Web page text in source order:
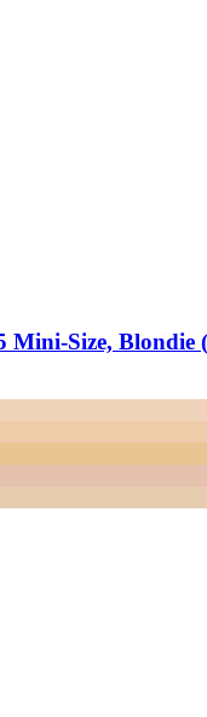
​Size, Blondie